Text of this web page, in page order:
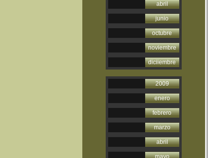
abril
junio
octubre
noviembre
diciiembre
2009
enero
febrero
marzo
abril
mayo